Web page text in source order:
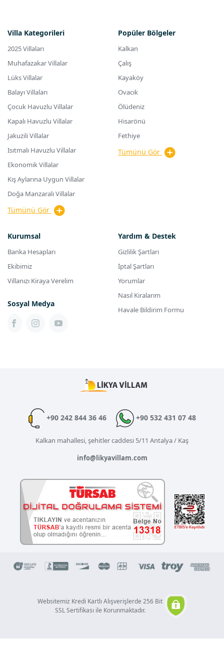
Villa Kategorileri
2025 Villaları
Muhafazakar Villalar
Lüks Villalar
Balayı Villaları
Çocuk Havuzlu Villalar
Kapalı Havuzlu Villalar
Jakuzili Villalar
Isıtmalı Havuzlu Villalar
Ekonomik Villalar
Kış Aylarına Uygun Villalar
Doğa Manzaralı Villalar
Tümünü Gör
Popüler Bölgeler
Kalkan
Çalış
Kayaköy
Ovacık
Ölüdeniz
Hisarönü
Fethiye
Tümünü Gör
Kurumsal
Banka Hesapları
Ekibimiz
Villanızı Kiraya Verelim
Sosyal Medya
Yardım & Destek
Gizlilik Şartları
İptal Şartları
Yorumlar
Nasıl Kiralarım
Havale Bildirim Formu
+90 242 844 36 46 +90 532 431 07 48
Kalkan mahallesi, şehitler caddesi 5/11 Antalya / Kaş
info@likyavillam.com
Websitemiz Kredi Kartlı Alışverişlerde 256 Bit
SSL Sertifikası ile Korunmaktadır.